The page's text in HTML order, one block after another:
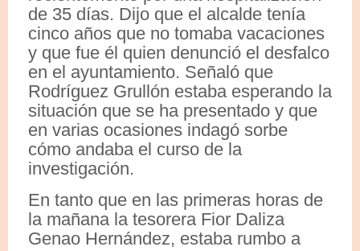
de 35 días. Dijo que el alcalde tenía
cinco años que no tomaba vacaciones
y que fue él quien denunció el desfalco
en el ayuntamiento. Señaló que
Rodríguez Grullón estaba esperando la
situación que se ha presentado y que
en varias ocasiones indagó sorbe
cómo andaba el curso de la
investigación.
En tanto que en las primeras horas de
la mañana la tesorera Fior Daliza
Genao Hernández, estaba rumbo a